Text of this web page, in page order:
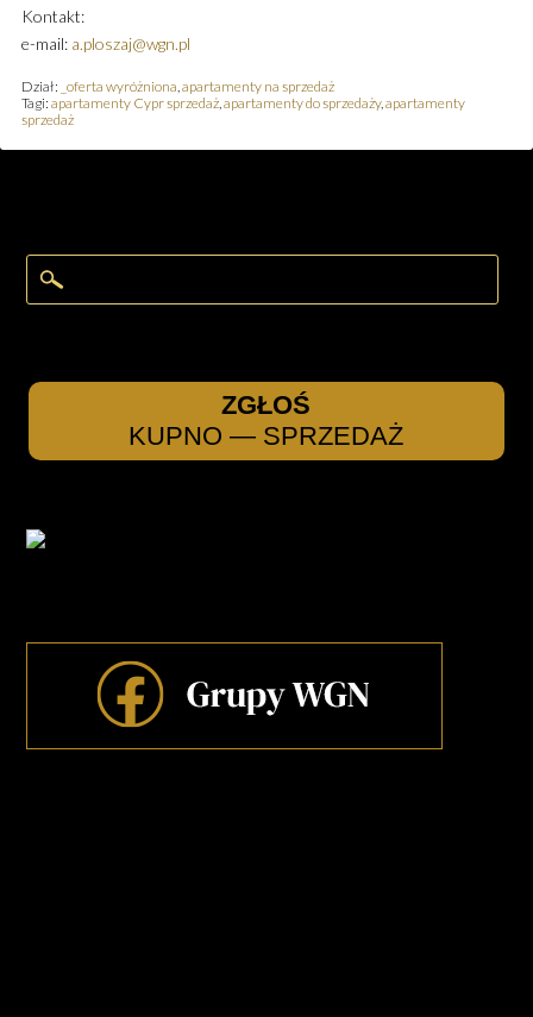
Kontakt:
e-mail: a.ploszaj@wgn.pl
Dział: _oferta wyróżniona apartamenty na sprzedaż
Tagi: apartamenty Cypr sprzedaż, apartamenty do sprzedaży, apartamenty
sprzedaż
ZGŁOŚ
KUPNO — SPRZEDAŻ